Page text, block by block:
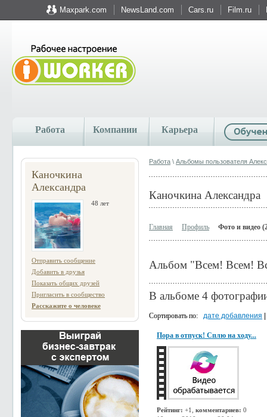
Maxpark.com NewsLand.com Cars.ru Film.ru
Работа Компании Карьера
Каночкина
Александра
48 лет
Отправить сообщение
Добавить в друзья
Показать общих друзей
Пригласить в сообщество
Расскажите о человеке
Работа \ Альбомы пользователя
Каночкина Александра
Главная Профиль Фото и видео
Альбом "Всем! Всем!
В альбоме 4
Сортировать по: дате добавления
Пора в отпуск! Сплю на ходу...
Рейтинг: +1, комментариев: 0